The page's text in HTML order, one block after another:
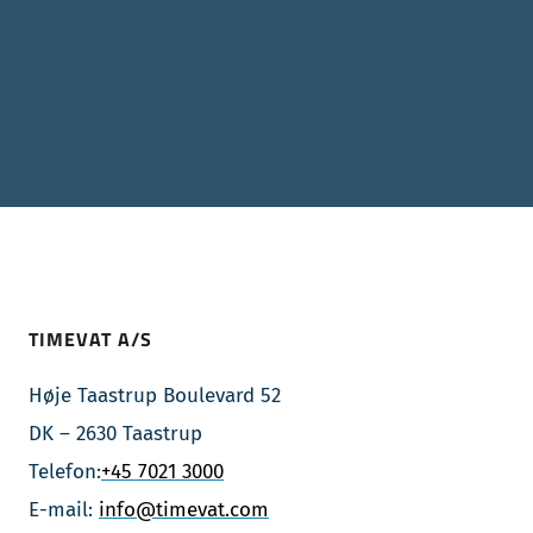
TIMEVAT A/S
Høje Taastrup Boulevard 52
DK – 2630 Taastrup
Telefon:+45 7021 3000
E-mail: info@timevat.com